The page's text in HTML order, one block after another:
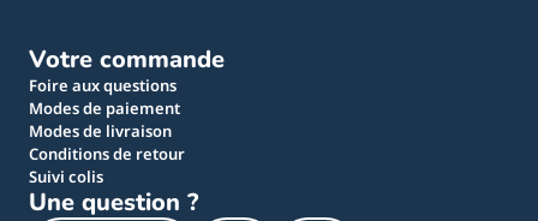
Votre commande
Foire aux questions
Modes de paiement
Modes de livraison
Conditions de retour
Suivi colis
Une question ?